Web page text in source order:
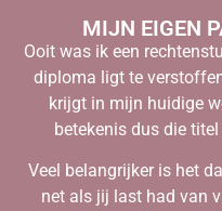
MIJN EIGEN
Ooit was ik een
diploma ligt te
krijgt in mijn huidige
betekenis dus die
Veel belangrijker is het
net als jij last had van